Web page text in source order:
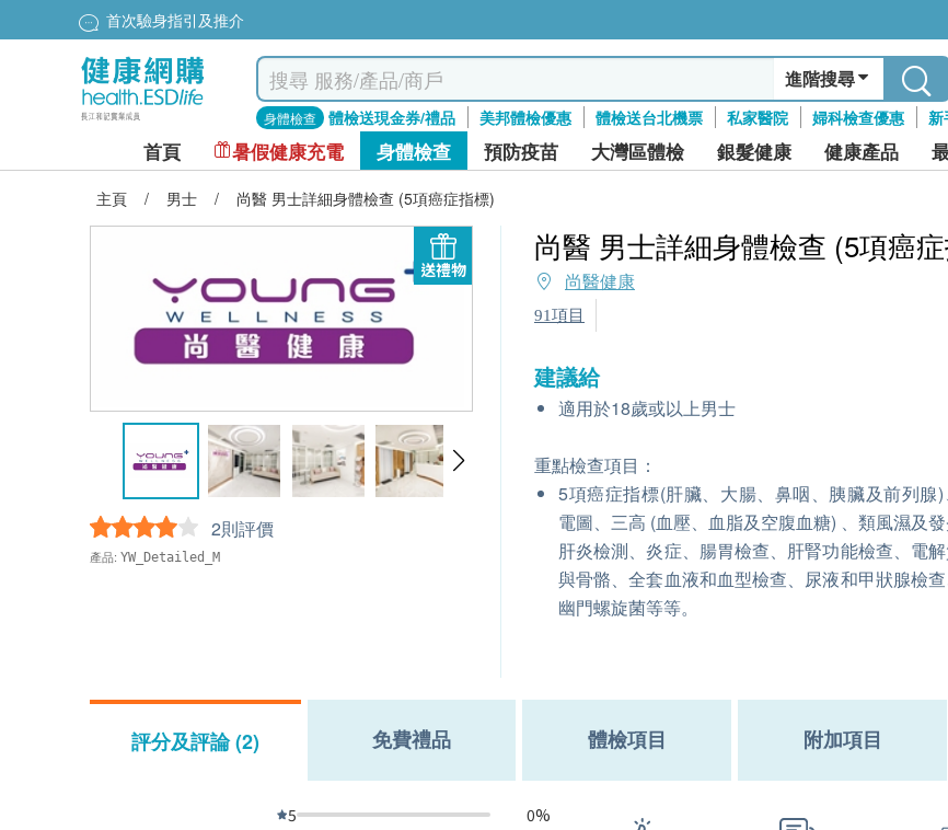
首次驗身指引及推介
進階搜尋
身體檢查 體檢送現金券/禮品 美邦體檢優惠 體檢送台北機票 私家醫院 婦科檢查優惠 新
首頁 暑假健康充電 身體檢查 預防疫苗 大灣區體檢 銀髮健康 健康產品
主頁 / 男士 / 尚醫 男士詳細身體檢查 (5項癌症指標)
送禮物
2則評價
產品: YW_Detailed_M
尚醫 男士詳細身體檢查 (5項癌
尚醫健康
91項目
建議給
適用於18歲或以上男士
重點檢查項目：
5項癌症指標(肝臟、大腸、鼻咽、胰臟及前列腺
電圖、三高 (血壓、血脂及空腹血糖) 、類風濕及發
肝炎檢測、炎症、腸胃檢查、肝腎功能檢查、電
與骨骼、全套血液和血型檢查、尿液和甲狀腺檢查
幽門螺旋菌等等。
評分及評論 (2) 免費禮品 體檢項目 附加項目
5
0%